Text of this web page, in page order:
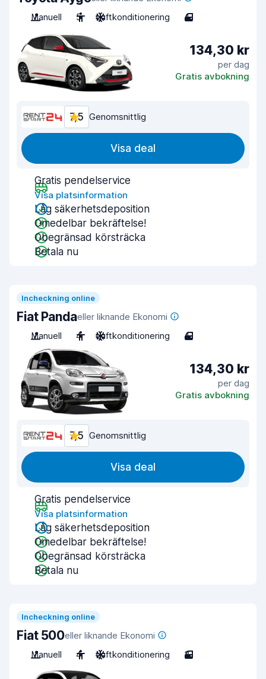
Manuell
5 Luftkonditionering 4
134,30 kr
per dag
Gratis avbokning
7,5 Genomsnittlig
Visa deal
Gratis pendelservice
Visa platsinformation
Låg säkerhetsdeposition
Omedelbar bekräftelse!
Obegränsad körsträcka
Betala nu
Incheckning online
Fiat Pandaeller liknande Ekonomi
Manuell
4 Luftkonditionering 4
134,30 kr
per dag
Gratis avbokning
7,5 Genomsnittlig
Visa deal
Gratis pendelservice
Visa platsinformation
Låg säkerhetsdeposition
Omedelbar bekräftelse!
Obegränsad körsträcka
Betala nu
Incheckning online
Fiat 500eller liknande Ekonomi
Manuell
4 Luftkonditionering 3